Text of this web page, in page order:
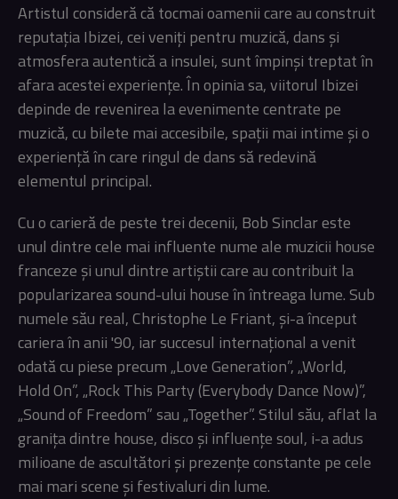
Artistul consideră că tocmai oamenii care au construit
reputația Ibizei, cei veniți pentru muzică, dans și
atmosfera autentică a insulei, sunt împinși treptat în
afara acestei experiențe. În opinia sa, viitorul Ibizei
depinde de revenirea la evenimente centrate pe
muzică, cu bilete mai accesibile, spații mai intime și o
experiență în care ringul de dans să redevină
elementul principal.
Cu o carieră de peste trei decenii, Bob Sinclar este
unul dintre cele mai influente nume ale muzicii house
franceze și unul dintre artiștii care au contribuit la
popularizarea sound-ului house în întreaga lume. Sub
numele său real, Christophe Le Friant, și-a început
cariera în anii '90, iar succesul internațional a venit
odată cu piese precum „Love Generation”, „World,
Hold On”, „Rock This Party (Everybody Dance Now)”,
„Sound of Freedom” sau „Together”. Stilul său, aflat la
granița dintre house, disco și influențe soul, i-a adus
milioane de ascultători și prezențe constante pe cele
mai mari scene și festivaluri din lume.